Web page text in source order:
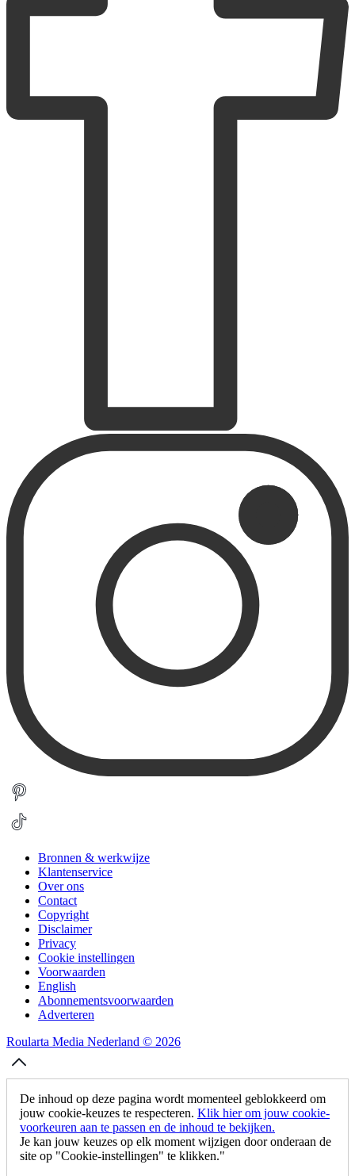
Bronnen & werkwijze
Klantenservice
Over ons
Contact
Copyright
Disclaimer
Privacy
Cookie instellingen
Voorwaarden
English
Abonnementsvoorwaarden
Adverteren
Roularta Media Nederland © 2026
De inhoud op deze pagina wordt momenteel geblokkeerd om
jouw cookie-keuzes te respecteren. Klik hier om jouw cookie-
voorkeuren aan te passen en de inhoud te bekijken.
Je kan jouw keuzes op elk moment wijzigen door onderaan de
site op "Cookie-instellingen" te klikken."